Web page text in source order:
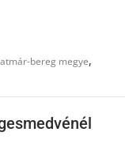
bereg megye,